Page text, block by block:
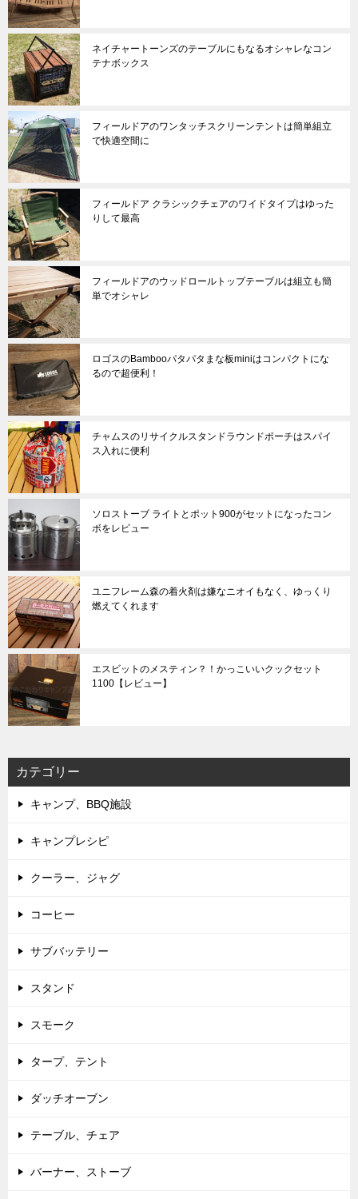
ネイチャートーンズのテーブルにもなるオシャレなコン
テナボックス
フィールドアのワンタッチスクリーンテントは簡単組立
で快適空間に
フィールドア クラシックチェアのワイドタイプはゆった
りして最高
フィールドアのウッドロールトップテーブルは組立も簡
単でオシャレ
ロゴスのBambooパタパタまな板miniはコンパクトにな
るので超便利！
チャムスのリサイクルスタンドラウンドポーチはスパイ
ス入れに便利
ソロストーブ ライトとポット900がセットになったコン
ボをレビュー
ユニフレーム森の着火剤は嫌なニオイもなく、ゆっくり
燃えてくれます
エスビットのメスティン？！かっこいいクックセット
1100【レビュー】
カテゴリー
キャンプ、BBQ施設
キャンプレシピ
クーラー、ジャグ
コーヒー
サブバッテリー
スタンド
スモーク
タープ、テント
ダッチオーブン
テーブル、チェア
バーナー、ストーブ